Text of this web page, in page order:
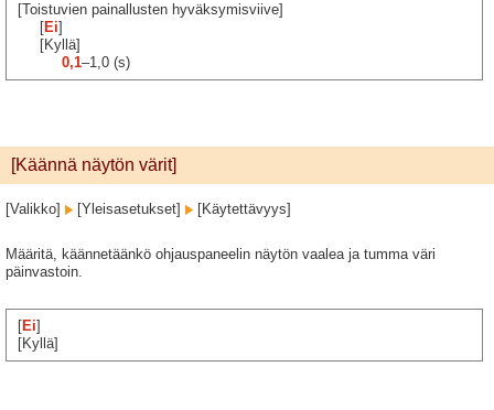
[Toistuvien painallusten hyväksymisviive]
[Ei]
[Kyllä]
0,1–1,0 (s)
[Käännä näytön värit]
[Valikko] [Yleisasetukset] [Käytettävyys]
Määritä, käännetäänkö ohjauspaneelin näytön vaalea ja tumma väri
päinvastoin.
[Ei]
[Kyllä]